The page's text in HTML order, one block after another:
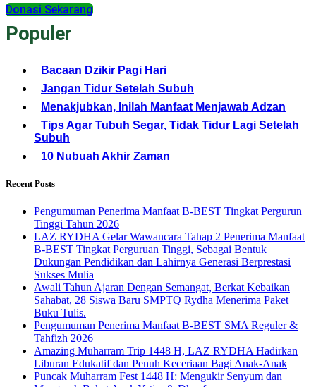
Donasi Sekarang
Populer
Bacaan Dzikir Pagi Hari
Jangan Tidur Setelah Subuh
Menakjubkan, Inilah Manfaat Menjawab Adzan
Tips Agar Tubuh Segar, Tidak Tidur Lagi Setelah
Subuh
10 Nubuah Akhir Zaman
Recent Posts
Pengumuman Penerima Manfaat B-BEST Tingkat Pergurun
Tinggi Tahun 2026
LAZ RYDHA Gelar Wawancara Tahap 2 Penerima Manfaat
B-BEST Tingkat Perguruan Tinggi, Sebagai Bentuk
Dukungan Pendidikan dan Lahirnya Generasi Berprestasi
Sukses Mulia
Awali Tahun Ajaran Dengan Semangat, Berkat Kebaikan
Sahabat, 28 Siswa Baru SMPTQ Rydha Menerima Paket
Buku Tulis.
Pengumuman Penerima Manfaat B-BEST SMA Reguler &
Tahfizh 2026
Amazing Muharram Trip 1448 H, LAZ RYDHA Hadirkan
Liburan Edukatif dan Penuh Keceriaan Bagi Anak-Anak
Puncak Muharram Fest 1448 H: Mengukir Senyum dan